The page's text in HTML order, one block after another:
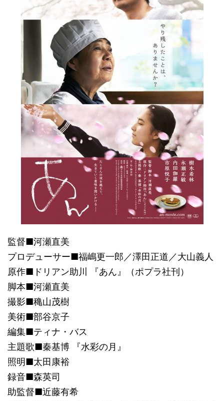
監督■河瀬直美
プロデューサー■福嶋更一郎／澤田正道／大山義人
原作■ドリアン助川 『あん』（ポプラ社刊）
脚本■河瀬直美
撮影■穐山茂樹
美術■部谷京子
編集■ティナ・バス
主題歌■秦基博 『水彩の月』
照明■太田康裕
録音■森英司
助監督■近藤有希